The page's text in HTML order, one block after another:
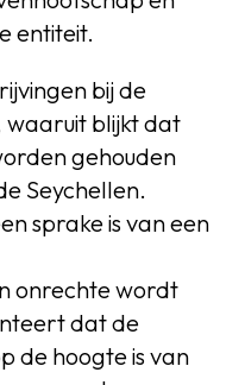
entiteit.
bij de
waaruit blijkt dat
gehouden
Seychellen.
sprake is van een
onrechte wordt
dat de
de hoogte is van